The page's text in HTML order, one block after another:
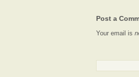
Post a
Your email is